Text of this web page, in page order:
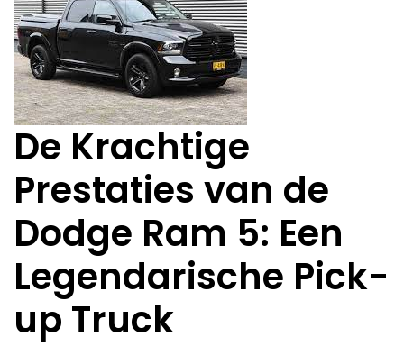
De Krachtige
Prestaties van de
Dodge Ram 5: Een
Legendarische Pick-
up Truck